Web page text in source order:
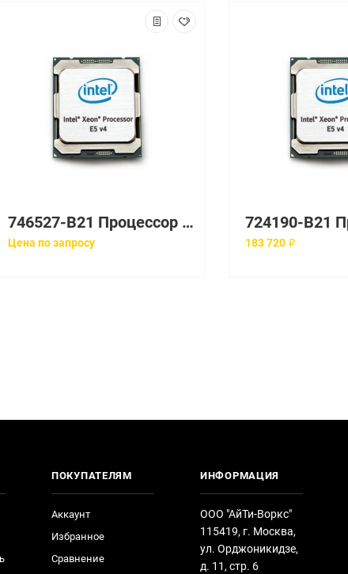
746527-B21 Процессор Intel Xeon E5-2450Lv2
Цена по запросу 183 720 ₽
ПОКУПАТЕЛЯМ
Аккаунт
Избранное
Сравнение
ИНФОРМАЦИЯ
ООО "АйТи-Воркс"
115419, г. Москва,
ул. Орджоникидзе,
д. 11, стр. 6